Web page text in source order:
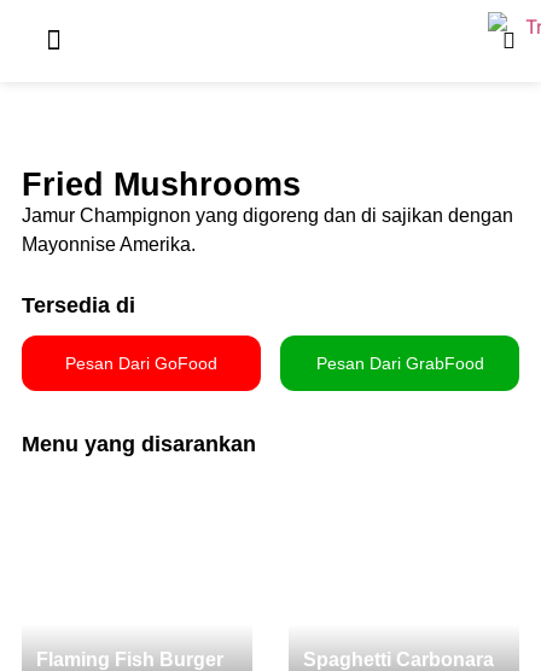
Fried Mushrooms
Jamur Champignon yang digoreng dan di sajikan dengan
Mayonnise Amerika.
Tersedia di
Pesan Dari GoFood Pesan Dari GrabFood
Menu yang disarankan
Flaming Fish Burger Spaghetti Carbonara